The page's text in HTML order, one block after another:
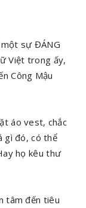
sự ĐÁNG
Việt trong ấy,
Công Mậu
áo vest, chắc
gì đó, có thể
họ kêu thư
tâm đến tiêu